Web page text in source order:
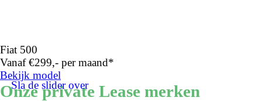
Fiat 500
Vanaf €299,- per maand*
Bekijk model
Onze private Lease merken
Sla de slider over